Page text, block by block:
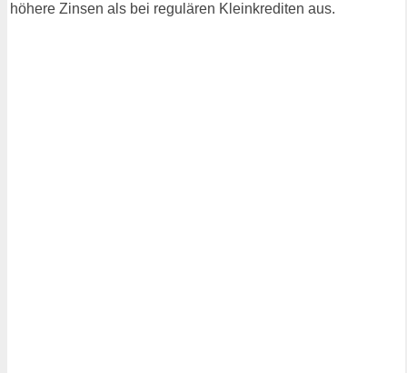
höhere Zinsen als bei regulären Kleinkrediten aus.